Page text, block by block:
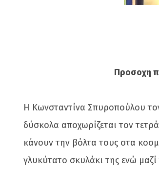
Προσοχη
Η Κωνσταντίνα Σπυροπούλου
δύσκολα αποχωρίζεται τον
κάνουν την βόλτα τους στα
γλυκύτατο σκυλάκι της ενώ